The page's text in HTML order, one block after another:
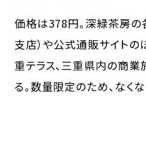
価格は378円。深緑茶房の
支店）や公式通販サイトの
重テラス、三重県内の商
る。数量限定のため、なく